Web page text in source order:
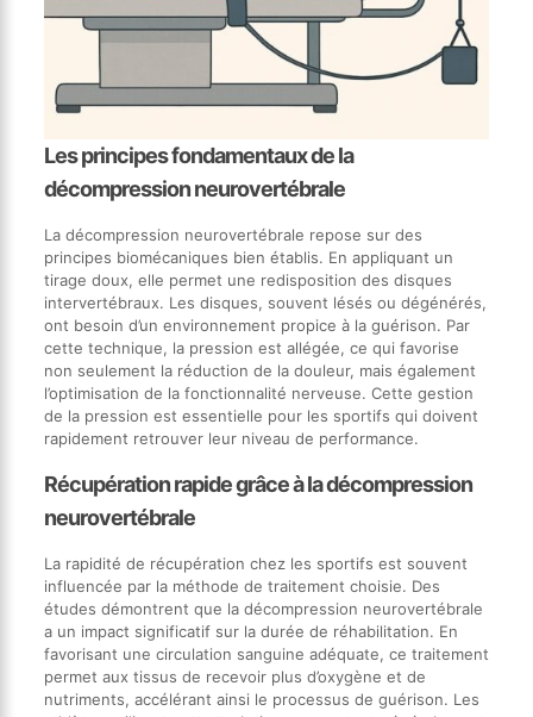
Les principes fondamentaux de la
décompression neurovertébrale
La décompression neurovertébrale repose sur des
principes biomécaniques bien établis. En appliquant un
tirage doux, elle permet une redisposition des disques
intervertébraux. Les disques, souvent lésés ou dégénérés,
ont besoin d’un environnement propice à la guérison. Par
cette technique, la pression est allégée, ce qui favorise
non seulement la réduction de la douleur, mais également
l’optimisation de la fonctionnalité nerveuse. Cette gestion
de la pression est essentielle pour les sportifs qui doivent
rapidement retrouver leur niveau de performance.
Récupération rapide grâce à la décompression
neurovertébrale
La rapidité de récupération chez les sportifs est souvent
influencée par la méthode de traitement choisie. Des
études démontrent que la décompression neurovertébrale
a un impact significatif sur la durée de réhabilitation. En
favorisant une circulation sanguine adéquate, ce traitement
permet aux tissus de recevoir plus d’oxygène et de
nutriments, accélérant ainsi le processus de guérison. Les